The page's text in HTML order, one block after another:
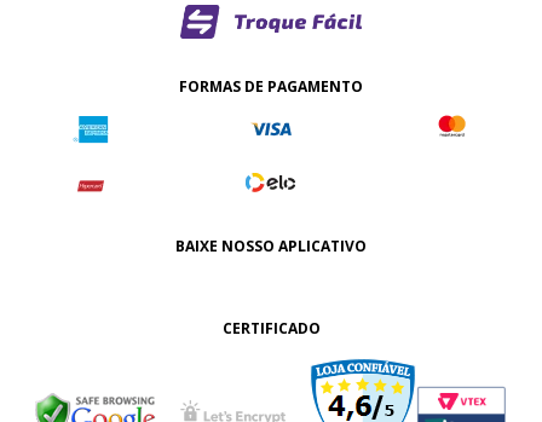
FORMAS DE PAGAMENTO
BAIXE NOSSO APLICATIVO
CERTIFICADO